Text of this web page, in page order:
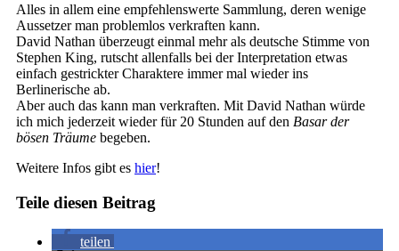
Alles in allem eine empfehlenswerte Sammlung, deren wenige
Aussetzer man problemlos verkraften kann.
David Nathan überzeugt einmal mehr als deutsche Stimme von
Stephen King, rutscht allenfalls bei der Interpretation etwas
einfach gestrickter Charaktere immer mal wieder ins
Berlinerische ab.
Aber auch das kann man verkraften. Mit David Nathan würde
ich mich jederzeit wieder für 20 Stunden auf den Basar der
bösen Träume begeben.
Weitere Infos gibt es hier!
Teile diesen Beitrag
teilen